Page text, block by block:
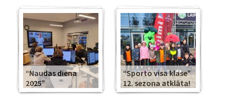
“Naudas diena
2025”
“Sporto visa klase”
12. sezona atklāta!